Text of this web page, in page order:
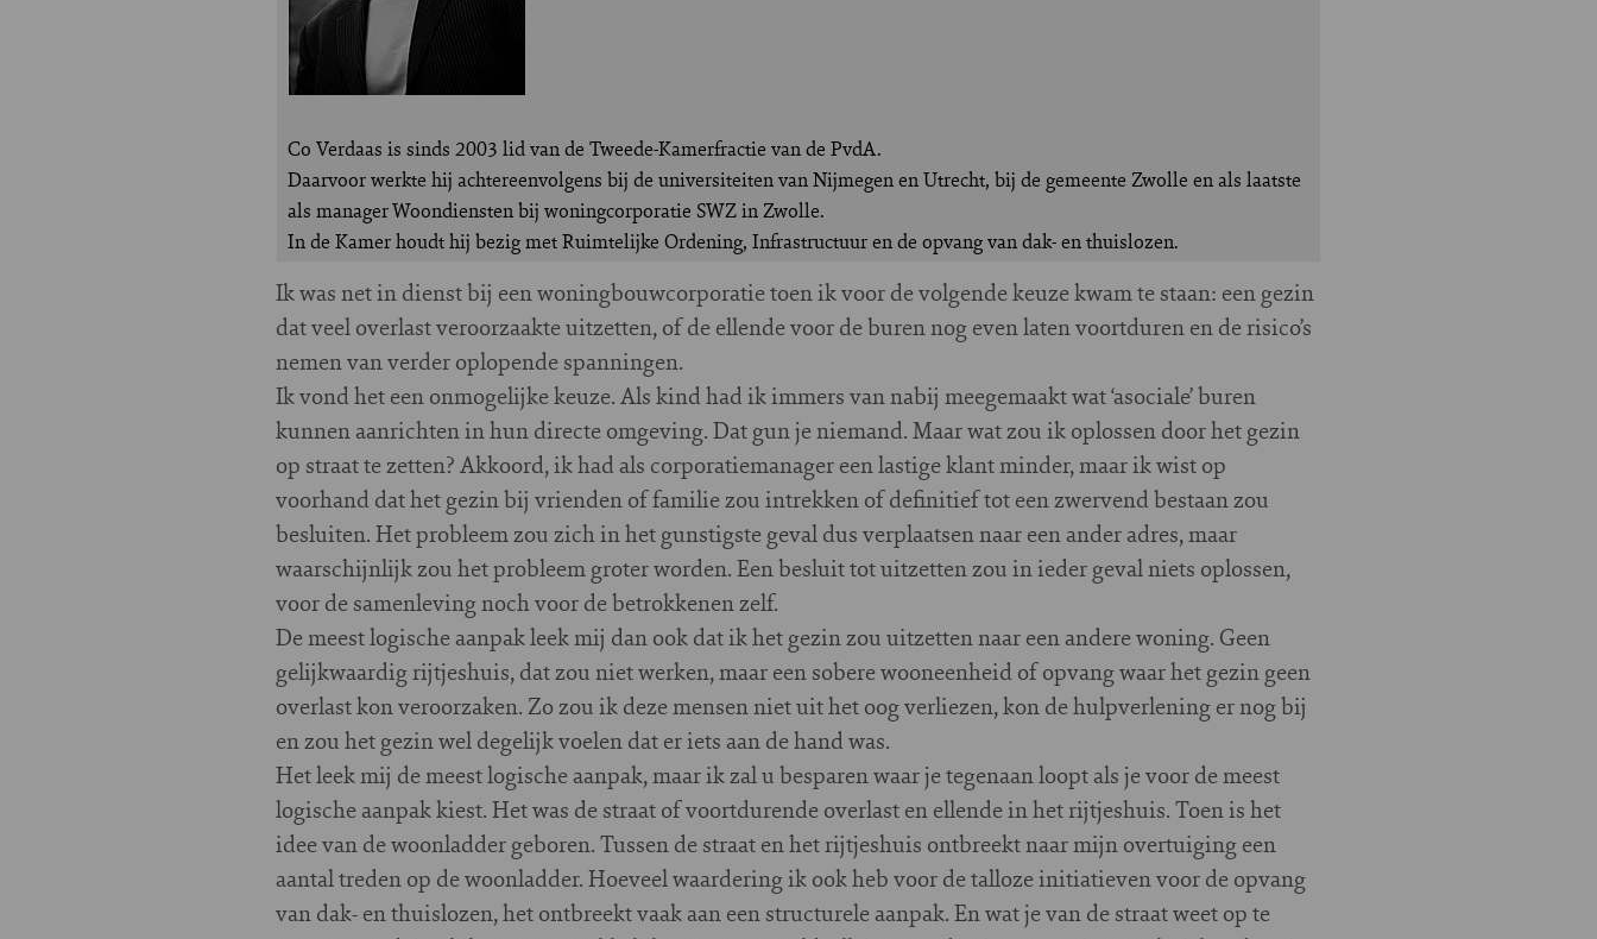
Co Verdaas is sinds 2003 lid van de Tweede-Kamerfractie van de PvdA.
Daarvoor werkte hij achtereenvolgens bij de universiteiten van Nijmegen en Utrecht, bij de gemeente Zwolle en als laatste
als manager Woondiensten bij woningcorporatie SWZ in Zwolle.
In de Kamer houdt hij bezig met Ruimtelijke Ordening, Infrastructuur en de opvang van dak- en thuislozen.
Ik was net in dienst bij een woningbouwcorporatie toen ik voor de volgende keuze kwam te staan: een gezin
dat veel overlast veroorzaakte uitzetten, of de ellende voor de buren nog even laten voortduren en de risico’s
nemen van verder oplopende spanningen.
Ik vond het een onmogelijke keuze. Als kind had ik immers van nabij meegemaakt wat ‘asociale’ buren
kunnen aanrichten in hun directe omgeving. Dat gun je niemand. Maar wat zou ik oplossen door het gezin
op straat te zetten? Akkoord, ik had als corporatiemanager een lastige klant minder, maar ik wist op
voorhand dat het gezin bij vrienden of familie zou intrekken of definitief tot een zwervend bestaan zou
besluiten. Het probleem zou zich in het gunstigste geval dus verplaatsen naar een ander adres, maar
waarschijnlijk zou het probleem groter worden. Een besluit tot uitzetten zou in ieder geval niets oplossen,
voor de samenleving noch voor de betrokkenen zelf.
De meest logische aanpak leek mij dan ook dat ik het gezin zou uitzetten naar een andere woning. Geen
gelijkwaardig rijtjeshuis, dat zou niet werken, maar een sobere wooneenheid of opvang waar het gezin geen
overlast kon veroorzaken. Zo zou ik deze mensen niet uit het oog verliezen, kon de hulpverlening er nog bij
en zou het gezin wel degelijk voelen dat er iets aan de hand was.
Het leek mij de meest logische aanpak, maar ik zal u besparen waar je tegenaan loopt als je voor de meest
logische aanpak kiest. Het was de straat of voortdurende overlast en ellende in het rijtjeshuis. Toen is het
idee van de woonladder geboren. Tussen de straat en het rijtjeshuis ontbreekt naar mijn overtuiging een
aantal treden op de woonladder. Hoeveel waardering ik ook heb voor de talloze initiatieven voor de opvang
van dak- en thuislozen, het ontbreekt vaak aan een structurele aanpak. En wat je van de straat weet op te